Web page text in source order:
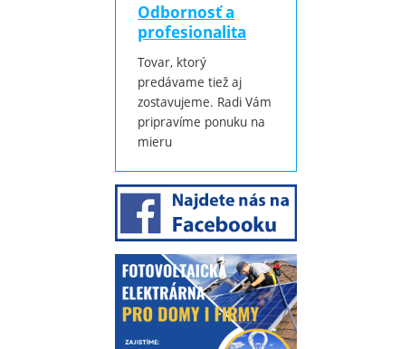
Odbornosť a
profesionalita
Tovar, ktorý
predávame tiež aj
zostavujeme. Radi Vám
pripravíme ponuku na
mieru